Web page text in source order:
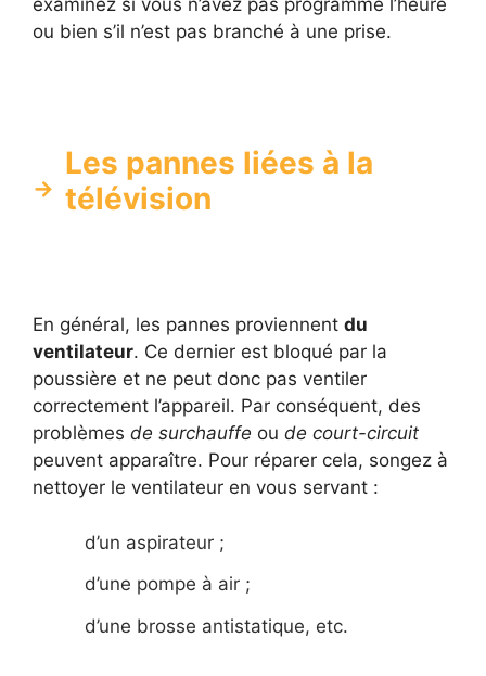
examinez si vous n’avez pas programmé l’heure
ou bien s’il n’est pas branché à une prise.
Les pannes liées à la
télévision
En général, les pannes proviennent du
ventilateur. Ce dernier est bloqué par la
poussière et ne peut donc pas ventiler
correctement l’appareil. Par conséquent, des
problèmes de surchauffe ou de court-circuit
peuvent apparaître. Pour réparer cela, songez à
nettoyer le ventilateur en vous servant :
d’un aspirateur ;
d’une pompe à air ;
d’une brosse antistatique, etc.